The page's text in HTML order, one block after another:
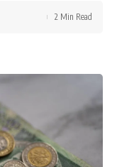
2 Min Read